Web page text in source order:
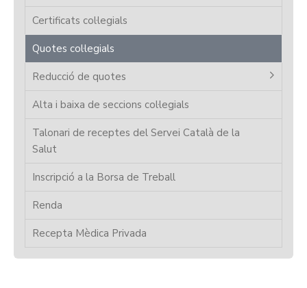
Certificats col·legials
Quotes col·legials
Reducció de quotes
Alta i baixa de seccions col·legials
Talonari de receptes del Servei Català de la
Salut
Inscripció a la Borsa de Treball
Renda
Recepta Mèdica Privada